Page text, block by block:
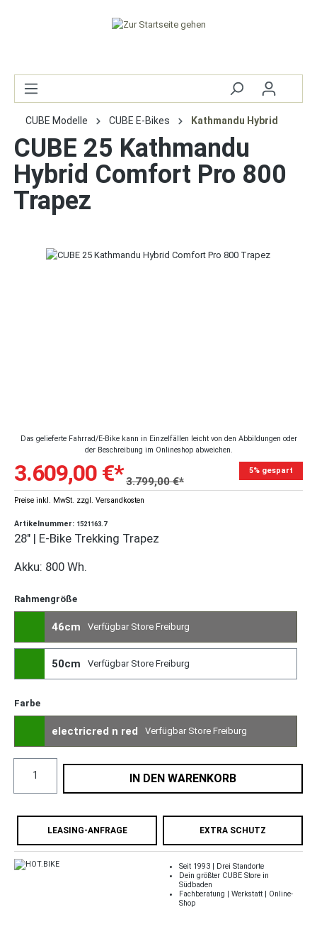
CUBE Modelle CUBE E-Bikes Kathmandu Hybrid
CUBE 25 Kathmandu
Hybrid Comfort Pro 800
Trapez
Das gelieferte Fahrrad/E-Bike kann in Einzelfällen leicht von den Abbildungen oder
der Beschreibung im Onlineshop abweichen.
3.609,00 €*3.799,00 €*
5% gespart
Preise inkl. MwSt. zzgl. Versandkosten
Artikelnummer: 1521163.7
28" | E-Bike Trekking Trapez
Akku: 800 Wh.
Rahmengröße
46cm Verfügbar Store Freiburg
50cm Verfügbar Store Freiburg
Farbe
electricred n red Verfügbar Store Freiburg
IN DEN WARENKORB
LEASING-ANFRAGE EXTRA SCHUTZ
Seit 1993 | Drei Standorte
Dein größter CUBE Store in
Südbaden
Fachberatung | Werkstatt | Online-
Shop